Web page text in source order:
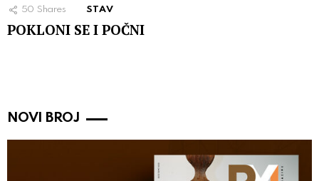
50 Shares STAV
POKLONI SE I POČNI
NOVI BROJ